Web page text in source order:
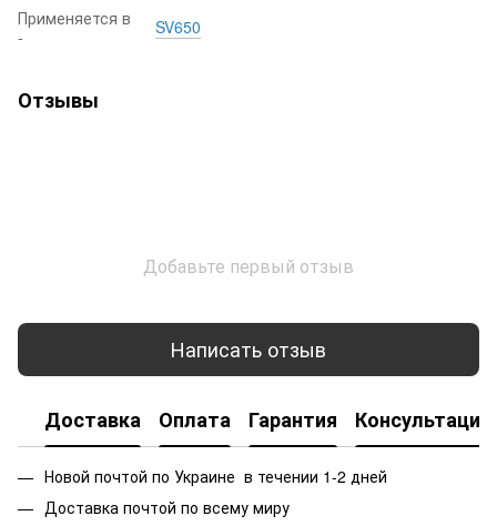
Применяется в
-
SV650
Отзывы
Добавьте первый отзыв
Написать отзыв
Доставка Оплата Гарантия Консультация
Новой почтой по Украине в течении 1-2 дней
Доставка почтой по всему миру